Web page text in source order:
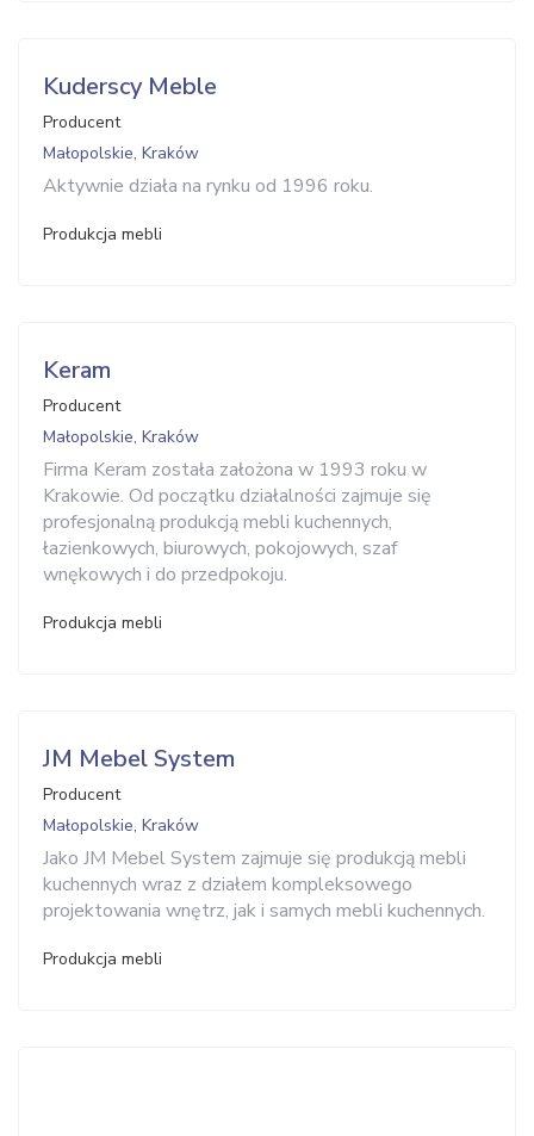
Kuderscy Meble
Producent
Małopolskie, Kraków
Aktywnie działa na rynku od 1996 roku.
Produkcja mebli
Keram
Producent
Małopolskie, Kraków
Firma Keram została założona w 1993 roku w
Krakowie. Od początku działalności zajmuje się
profesjonalną produkcją mebli kuchennych,
łazienkowych, biurowych, pokojowych, szaf
wnękowych i do przedpokoju.
Produkcja mebli
JM Mebel System
Producent
Małopolskie, Kraków
Jako JM Mebel System zajmuje się produkcją mebli
kuchennych wraz z działem kompleksowego
projektowania wnętrz, jak i samych mebli kuchennych.
Produkcja mebli